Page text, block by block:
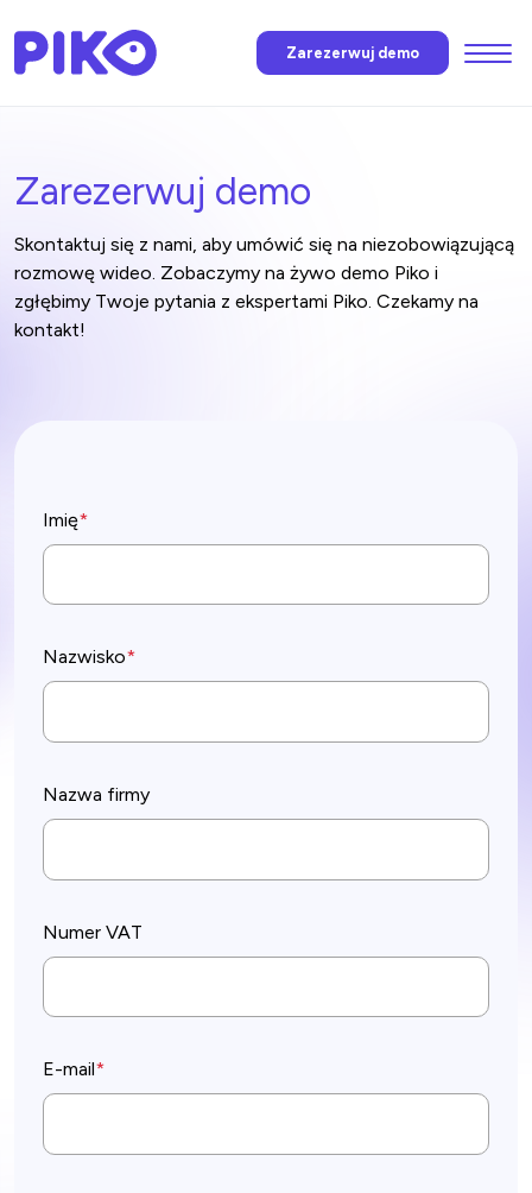
Zarezerwuj demo
Zarezerwuj demo
Skontaktuj się z nami, aby umówić się na niezobowiązującą
rozmowę wideo. Zobaczymy na żywo demo Piko i
zgłębimy Twoje pytania z ekspertami Piko. Czekamy na
kontakt!
Imię*
Nazwisko*
Nazwa firmy
Numer VAT
E-mail*
Menu
AI Piko
Cennik